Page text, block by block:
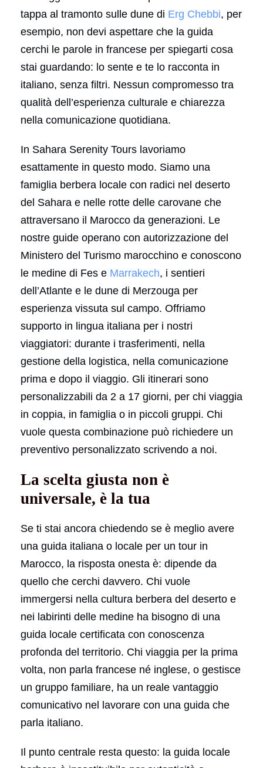
tappa al tramonto sulle dune di Erg Chebbi, per
esempio, non devi aspettare che la guida
cerchi le parole in francese per spiegarti cosa
stai guardando: lo sente e te lo racconta in
italiano, senza filtri. Nessun compromesso tra
qualità dell’esperienza culturale e chiarezza
nella comunicazione quotidiana.
In Sahara Serenity Tours lavoriamo
esattamente in questo modo. Siamo una
famiglia berbera locale con radici nel deserto
del Sahara e nelle rotte delle carovane che
attraversano il Marocco da generazioni. Le
nostre guide operano con autorizzazione del
Ministero del Turismo marocchino e conoscono
le medine di Fes e Marrakech, i sentieri
dell’Atlante e le dune di Merzouga per
esperienza vissuta sul campo. Offriamo
supporto in lingua italiana per i nostri
viaggiatori: durante i trasferimenti, nella
gestione della logistica, nella comunicazione
prima e dopo il viaggio. Gli itinerari sono
personalizzabili da 2 a 17 giorni, per chi viaggia
in coppia, in famiglia o in piccoli gruppi. Chi
vuole questa combinazione può richiedere un
preventivo personalizzato scrivendo a noi.
La scelta giusta non è
universale, è la tua
Se ti stai ancora chiedendo se è meglio avere
una guida italiana o locale per un tour in
Marocco, la risposta onesta è: dipende da
quello che cerchi davvero. Chi vuole
immergersi nella cultura berbera del deserto e
nei labirinti delle medine ha bisogno di una
guida locale certificata con conoscenza
profonda del territorio. Chi viaggia per la prima
volta, non parla francese né inglese, o gestisce
un gruppo familiare, ha un reale vantaggio
comunicativo nel lavorare con una guida che
parla italiano.
Il punto centrale resta questo: la guida locale